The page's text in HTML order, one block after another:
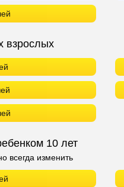
взрослых
10 лет
всегда изменить